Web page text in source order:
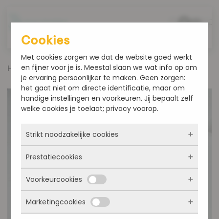
Home Sinterklaas XXL chocoladeletter Wit
Cookies
Met cookies zorgen we dat de website goed werkt
en fijner voor je is. Meestal slaan we wat info op om
je ervaring persoonlijker te maken. Geen zorgen:
het gaat niet om directe identificatie, maar om
handige instellingen en voorkeuren. Jij bepaalt zelf
welke cookies je toelaat; privacy voorop.
Strikt noodzakelijke cookies
Deze cookies zorgen ervoor dat de website
überhaupt werkt. Ze zijn dus altijd actief en
kunnen niet worden uitgezet. Meestal worden
ze alleen geplaatst als jij iets doet, zoals
inloggen, een formulier invullen of je
privacyvoorkeuren opslaan. Je kunt je browser
Prestatiecookies
Met deze cookies zien we hoe vaak onze site
bezocht wordt, waar bezoekers vandaan
komen en welke pagina’s populair zijn. Zo
kunnen we de website blijven verbeteren.
Voorkeurcookies
Deze cookies onthouden jouw voorkeuren.
Bijvoorbeeld taalkeuze of ingevulde gegevens.
Marketingcookies